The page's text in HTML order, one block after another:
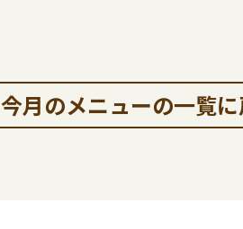
今月のメニューの一覧に